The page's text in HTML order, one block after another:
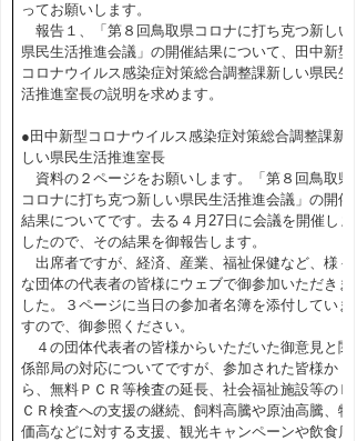
ってお願いします。
報告１、「第８回鳥取県コロナに打ち克つ新しい
県民生活推進会議」の開催結果について、田中新型
コロナウイルス感染症対策総合調整課新しい県民生
活推進室長の説明を求めます。
●田中新型コロナウイルス感染症対策総合調整課新
しい県民生活推進室長
資料の２ページをお願いします。「第８回鳥取県
コロナに打ち克つ新しい県民生活推進会議」の開催
結果についてです。去る４月27日に会議を開催しま
したので、その結果を御報告します。
出席者ですが、経済、産業、福祉保健など、様々
な団体の代表者の皆様にウェブで御参加いただきま
した。３ページに当日の参加者名簿を添付していま
すので、御参照ください。
４の団体代表者の皆様からいただいた御意見と関
係部局の対応についてですが、参加された皆様か
ら、無料ＰＣＲ等検査の延長、社会福祉施設等のＰ
ＣＲ検査への支援の継続、飼料高騰や原油高騰、物
価高などに対する支援、観光キャンペーンや飲食店